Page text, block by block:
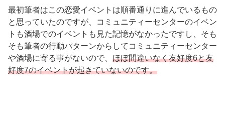
最初筆者はこの恋愛イベントは順番通りに進んでいるもの
と思っていたのですが、コミュニティーセンターのイベン
トも酒場でのイベントも見た記憶がなかったですし、そも
そも筆者の行動パターンからしてコミュニティーセンター
や酒場に寄る事がないので、 ほぼ間違いなく友好度6と友
好度7のイベントが起きていないのです。